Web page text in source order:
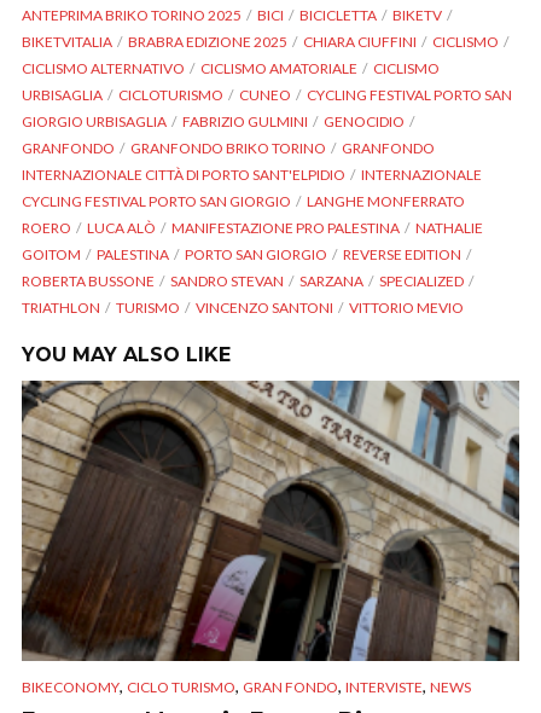
ANTEPRIMA BRIKO TORINO 2025 BICI BICICLETTA
BIKETV
BIKETVITALIA
BRABRA EDIZIONE 2025 CHIARA CIUFFINI
CICLISMO
CICLISMO ALTERNATIVO
CICLISMO AMATORIALE
CICLISMO
URBISAGLIA
CICLOTURISMO CUNEO
CYCLING FESTIVAL PORTO SAN
GIORGIO URBISAGLIA
FABRIZIO GULMINI
GENOCIDIO
GRANFONDO
GRANFONDO BRIKO TORINO
GRANFONDO
INTERNAZIONALE CITTÀ DI PORTO SANT'ELPIDIO
INTERNAZIONALE
CYCLING FESTIVAL PORTO SAN GIORGIO
LANGHE MONFERRATO
ROERO
LUCA ALÒ MANIFESTAZIONE PRO PALESTINA
NATHALIE
GOITOM
PALESTINA PORTO SAN GIORGIO
REVERSE EDITION
ROBERTA BUSSONE
SANDRO STEVAN SARZANA
SPECIALIZED
TRIATHLON
TURISMO VINCENZO SANTONI VITTORIO MEVIO
YOU MAY ALSO LIKE
BIKECONOMY, CICLO TURISMO, GRAN FONDO, INTERVISTE, NEWS